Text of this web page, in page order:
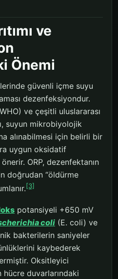
ve
Önemi
güvenli içme suyu
dezenfeksiyondur.
ve çeşitli uluslararası
suyun mikrobiyolojik
alınabilmesi için belirli bir
uygun oksidatif
önerir. ORP, dezenfektanın
doğrudan “öldürme
[3]
potansiyeli +650 mV
coli (E. coli) ve
bakterilerin saniyeler
kaybederek
Oksitleyici
duvarlarındaki